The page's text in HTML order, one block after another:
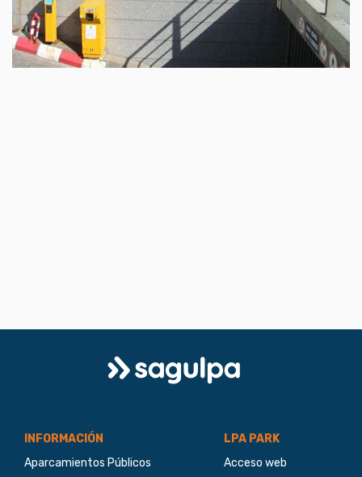
Logo
Sagulpa
INFORMACIÓN
Aparcamientos Públicos
LPA PARK
Acceso web